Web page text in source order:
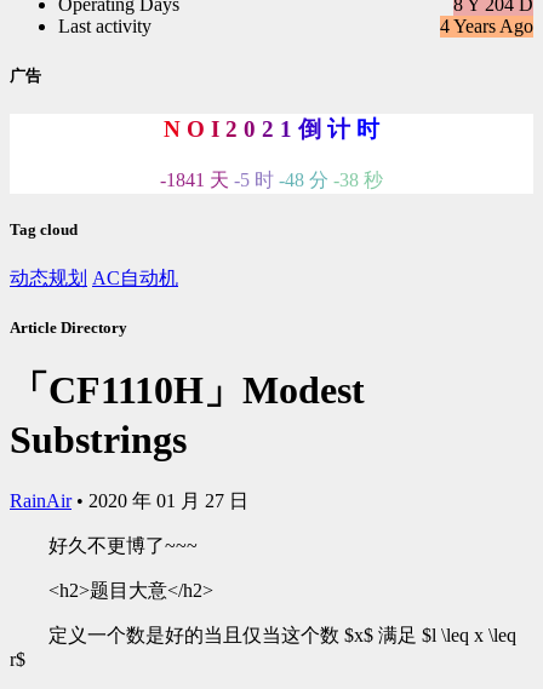
8 Y 204 D
Operating Days
4 Years Ago
Last activity
广告
N O I 2 0 2 1 倒 计 时
-1841 天 -5 时 -48 分 -39 秒
Tag cloud
动态规划 AC自动机
Article Directory
「CF1110H」Modest
Substrings
RainAir• 2020 年 01 月 27 日
好久不更博了~~~
<h2>题目大意</h2>
定义一个数是好的当且仅当这个数 $x$ 满足 $l \leq x \leq
r$